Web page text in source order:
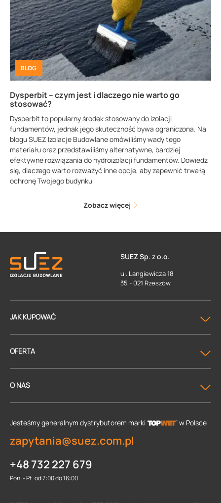
BLOG
Dysperbit – czym jest i dlaczego nie warto go
stosować?
Dysperbit to popularny środek stosowany do izolacji
fundamentów, jednak jego skuteczność bywa ograniczona. Na
blogu SUEZ Izolacje Budowlane omówiliśmy wady tego
materiału oraz przedstawiliśmy alternatywne, bardziej
efektywne rozwiązania do hydroizolacji fundamentów. Dowiedz
się, dlaczego warto rozważyć inne opcje, aby zapewnić trwałą
ochronę Twojego budynku
Zobacz więcej
SUEZ Sp. z o.o.
ul. Langiewicza 18
35 - 021 Rzeszów
JAK KUPOWAĆ
OFERTA
O NAS
Jesteśmy generalnym dystrybutorem marki w Polsce
zapytania@suez.com.pl
+48 732 227 679
Pon. - Pt. od 7:00 do 16:00